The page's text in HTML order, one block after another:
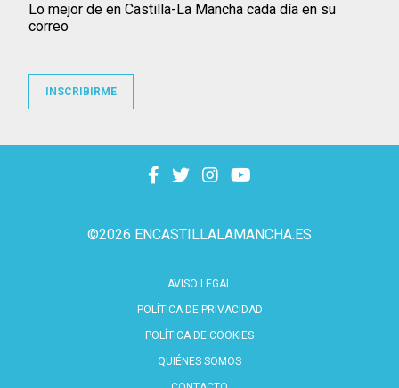
©2026 ENCASTILLALAMANCHA.ES
AVISO LEGAL
POLÍTICA DE PRIVACIDAD
POLÍTICA DE COOKIES
QUIÉNES SOMOS
Lo mejor de en Castilla-La Mancha cada día en su
correo
INSCRIBIRME